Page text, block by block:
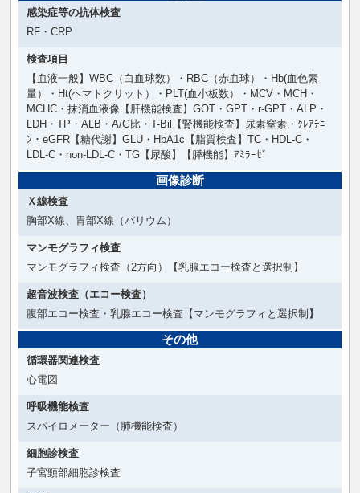
感染症等の抗体検査
RF・CRP
検査項目
【血液一般】WBC（白血球数）・RBC（赤血球）・Hb(血色素
量）・Ht(ヘマトクリット）・PLT(血小板数）・MCV・MCH・
MCHC・抹消血液像【肝機能検査】GOT・GPT・r-GPT・ALP・
LDH・TP・ALB・A/G比・T-Bil【腎機能検査】尿素窒素・ｸﾚｱﾁﾆ
ﾝ・eGFR【糖代謝】GLU・HbA1c【脂質検査】TC・HDL-C・
LDL-C・non-LDL-C・TG【尿酸】【膵機能】ｱﾐﾗｰｾﾞ
画像診断
Ｘ線検査
胸部X線、胃部X線（バリウム）
マンモグラフィ検査
マンモグラフィ検査（2方向）【乳腺エコー検査と選択制】
超音波検査（エコー検査）
腹部エコー検査・乳腺エコー検査【マンモグラフィと選択制】
その他
循環器関連検査
心電図
呼吸機能検査
スパイロメーター（肺機能検査）
細胞診検査
子宮頸部細胞診検査